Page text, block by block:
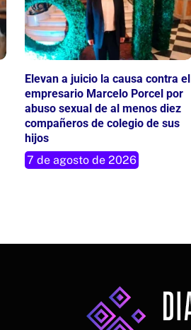
Elevan a juicio la causa contra el
empresario Marcelo Porcel por
abuso sexual de al menos diez
compañeros de colegio de sus
hijos
7 de agosto de 2026